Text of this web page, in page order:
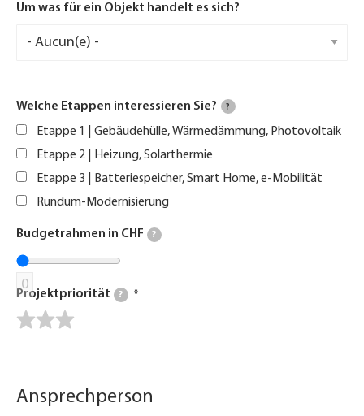
Um was für ein Objekt handelt es sich?
Welche Etappen interessieren Sie? ?
Etappe 1 | Gebäudehülle, Wärmedämmung, Photovoltaik
Etappe 2 | Heizung, Solarthermie
Etappe 3 | Batteriespeicher, Smart Home, e-Mobilität
Rundum-Modernisierung
Budgetrahmen in CHF ?
0
Projektpriorität ?
Ansprechperson